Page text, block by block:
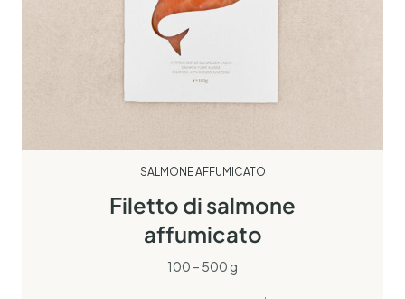
SALMONE AFFUMICATO
Filetto di salmone
affumicato
100 – 500 g